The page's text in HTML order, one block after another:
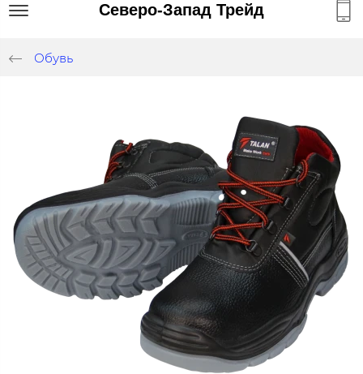
Северо-Запад Трейд
Обувь